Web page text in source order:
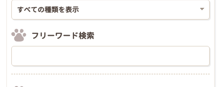
フリーワード検索